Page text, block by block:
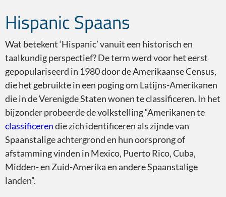
Hispanic Spaans
Wat betekent ‘Hispanic’ vanuit een historisch en
taalkundig perspectief? De term werd voor het eerst
gepopulariseerd in 1980 door de Amerikaanse Census,
die het gebruikte in een poging om Latijns-Amerikanen
die in de Verenigde Staten wonen te classificeren. In het
bijzonder probeerde de volkstelling “Amerikanen te
classificerendie zich identificeren als zijnde van
Spaanstalige achtergrond en hun oorsprong of
afstamming vinden in Mexico, Puerto Rico, Cuba,
Midden- en Zuid-Amerika en andere Spaanstalige
landen”.